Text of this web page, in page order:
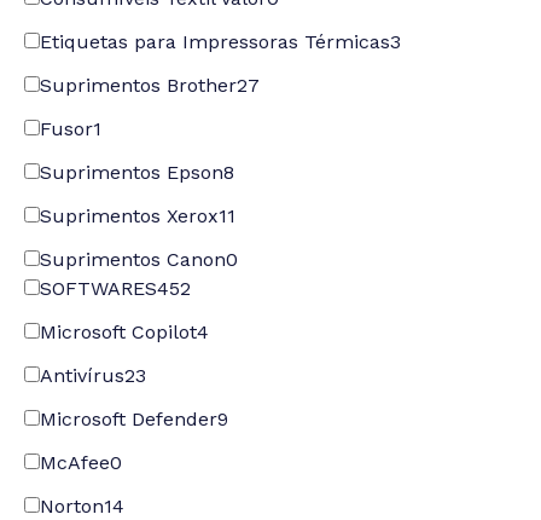
Etiquetas para Impressoras Térmicas3
Suprimentos Brother27
Fusor1
Suprimentos Epson8
Suprimentos Xerox11
Suprimentos Canon0
SOFTWARES452
Microsoft Copilot4
Antivírus23
Microsoft Defender9
McAfee0
Norton14